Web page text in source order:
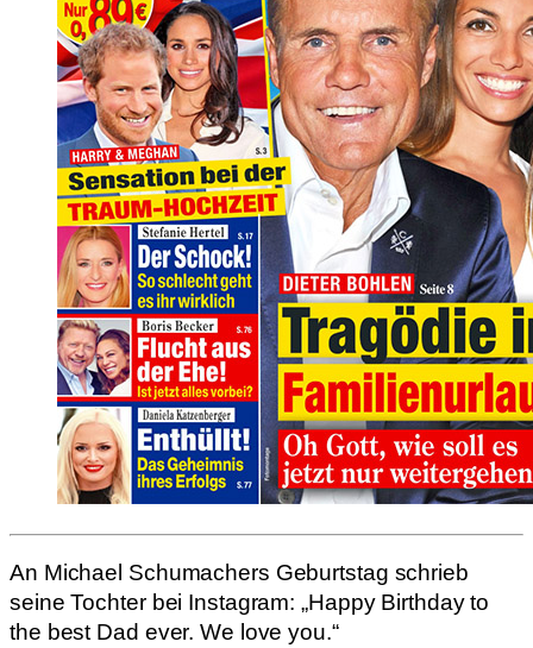
An Michael Schumachers Geburtstag schrieb
seine Tochter bei Instagram: „Happy Birthday to
the best Dad ever. We love you.“